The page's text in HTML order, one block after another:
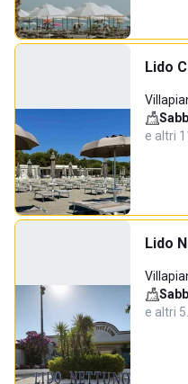
Lido
e altri
Lido
e altri 5…